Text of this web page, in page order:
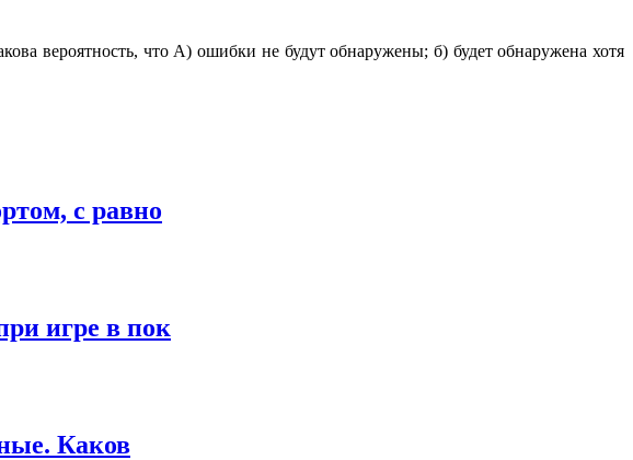
вероятность, что А) ошибки не будут обнаружены; б) будет обнаружена хотя
с равно
игре в пок
Каков